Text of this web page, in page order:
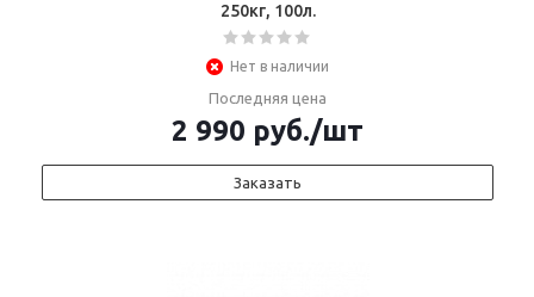
250кг, 100л.
Нет в наличии
Последняя цена
2 990 руб./шт
Заказать